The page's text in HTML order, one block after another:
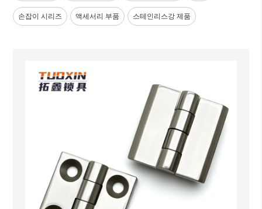
손잡이 시리즈 액세서리 부품 스테인리스강 제품